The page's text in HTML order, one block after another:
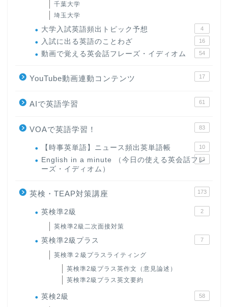
千葉大学
埼玉大学
大学入試英語頻出トピック予想 4
入試に出る英語のことわざ 16
動画で覚える英会話フレーズ・イディオム 54
YouTube動画連動コンテンツ 17
AIで英語学習 61
VOAで英語学習！ 83
【時事英単語】ニュース頻出英単語帳 10
English in a minute （今日の使える英会話フレ
ーズ・イディオム）
63
英検・TEAP対策講座 173
英検準2級 2
英検準2級二次面接対策
英検準2級プラス 7
英検準２級プラスライティング
英検準2級プラス英作文（意見論述）
英検準2級プラス英文要約
英検2級 58